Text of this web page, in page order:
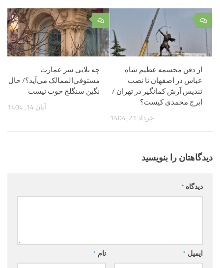
۰
چه بلایی سر عمارت
مستوفی‌الممالک می‌آید؟/ حال
نگین سنگلج خوب نیست
آبان 14, 1404
۰
از دفن مجسمه عظیم شاه
عباس در اصفهان تا نصب
تندیس آرش کمانگیر در تهران /
ایرج محمدی کیست؟
خرداد 21, 1404
دیدگاهتان را بنویسید
دیدگاه *
نام * ایمیل *